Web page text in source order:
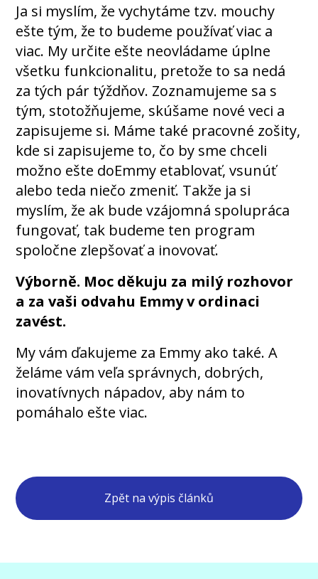
Ja si myslím, že vychytáme tzv. mouchy
ešte tým, že to budeme používať viac a
viac. My určite ešte neovládame úplne
všetku funkcionalitu, pretože to sa nedá
za tých pár týždňov. Zoznamujeme sa s
tým, stotožňujeme, skúšame nové veci a
zapisujeme si. Máme také pracovné zošity,
kde si zapisujeme to, čo by sme chceli
možno ešte doEmmy etablovať, vsunúť
alebo teda niečo zmeniť. Takže ja si
myslím, že ak bude vzájomná spolupráca
fungovať, tak budeme ten program
spoločne zlepšovať a inovovať.
Výborně. Moc děkuju za milý rozhovor
a za vaši odvahu Emmy v ordinaci
zavést.
My vám ďakujeme za Emmy ako také. A
želáme vám veľa správnych, dobrých,
inovatívnych nápadov, aby nám to
pomáhalo ešte viac.
Zpět na výpis článků